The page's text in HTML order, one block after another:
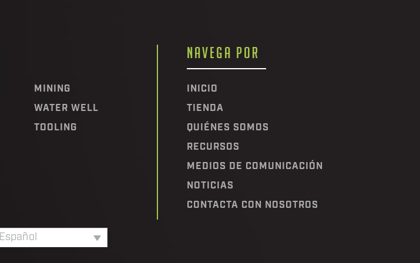
MINING
WATER WELL
TOOLING
NAVEGA POR
INICIO
TIENDA
QUIÉNES SOMOS
RECURSOS
MEDIOS DE COMUNICACIÓN
NOTICIAS
CONTACTA CON NOSOTROS
Español